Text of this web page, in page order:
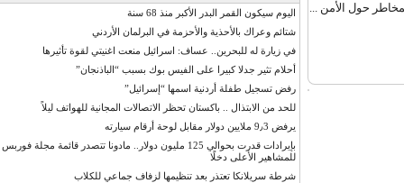
حول الأمن ...
اليوم سيكون القمر البدر الأكبر منذ 68 سنة
شتائم وعراك بالأحذية والأحزمة في البرلمان الأردني
في زيارة له للبحرين.. عساف: اسرائيل منعت اغنيتي لقوة تأثيرها
أحلام تثير جدلا كبيرا على الفيس بوك بسبب “الباذنجان”
رفض تسجيل طفلة أردنية اسمها “إسرائيل”
للحد من الابتذال .. باكستان تحظر الاتصالات المجانية للهواتف ليلاً
يرفض 9٫3 ملايين دولار مقابل لوحة أرقام سيارته
بإيرادات قدرت بحوالي 125 مليون دولار.. مادونا تتصدر قائمة مجلة فوربس
للمشاهير الأعلى دخلًا
شرطة سريلانكا تعتذر بعد تنظيمها لزفاف جماعي للكلاب